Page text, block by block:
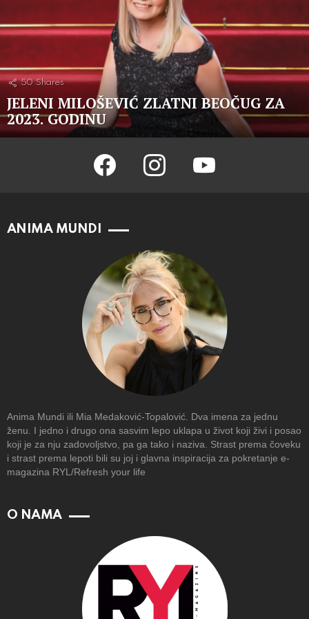
50 Shares
JELENI MILOŠEVIĆ ZLATNI BEOČUG ZA
2023. GODINU
facebook instagram youtube
ANIMA MUNDI
Anima Mundi ili Mia Medaković-Topalović. Dva imena za jednu
ženu. I jedno i drugo ona sasvim lepo uklapa u život koji živi i posao
koji je za nju zadovoljstvo, pa ga tako i naziva. Strast prema čoveku
i strast prema lepoti bili su joj i glavna inspiracija za pokretanje e-
magazina RYL/Refresh your life
O NAMA